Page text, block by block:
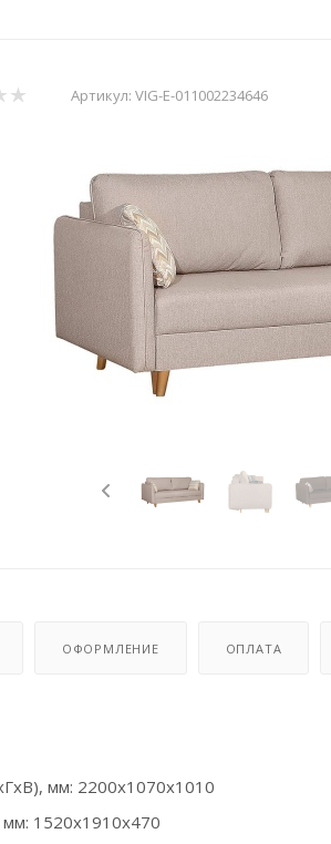
Артикул: VIG-E-011002234646
ОФОРМЛЕНИЕ ОПЛАТА
мм: 2200х1070х1010
1520х1910х470